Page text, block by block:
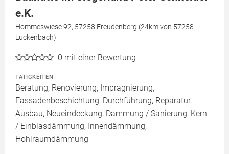
e.K.
Hommeswiese 92, 57258 Freudenberg (24km von 57258
Luckenbach)
0 mit einer Bewertung
TÄTIGKEITEN
Beratung, Renovierung, Imprägnierung,
Fassadenbeschichtung, Durchführung, Reparatur,
Ausbau, Neueindeckung, Dämmung / Sanierung, Kern-
/ Einblasdämmung, Innendämmung,
Hohlraumdämmung